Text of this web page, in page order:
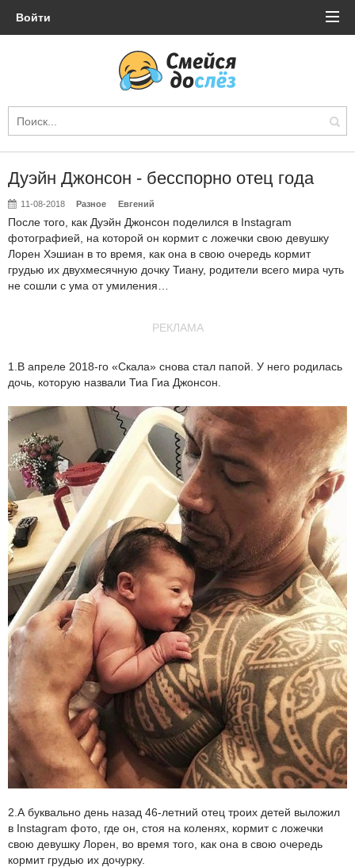
Войти
Дуэйн Джонсон - бесспорно отец года
11-08-2018 Разное Евгений
После того, как Дуэйн Джонсон поделился в Instagram
фотографией, на которой он кормит с ложечки свою девушку
Лорен Хэшиан в то время, как она в свою очередь кормит
грудью их двухмесячную дочку Тиану, родители всего мира чуть
не сошли с ума от умиления…
РЕКЛАМА
1.В апреле 2018-го «Скала» снова стал папой. У него родилась
дочь, которую назвали Тиа Гиа Джонсон.
2.А буквально день назад 46-летний отец троих детей выложил
в Instagram фото, где он, стоя на коленях, кормит с ложечки
свою девушку Лорен, во время того, как она в свою очередь
кормит грудью их дочурку.